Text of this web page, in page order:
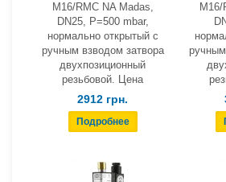
M16/RMC NA Madas,
DN25, Р=500 mbar,
нормально открытый с
ручным взводом затвора
двухпозиционный
резьбовой. Цена
2912 грн.
M16/